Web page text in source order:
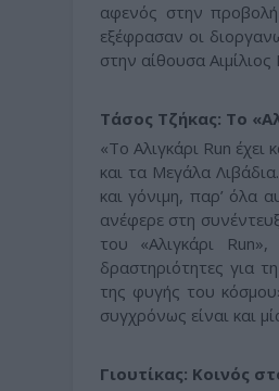
αφενός στην προβολή
εξέφρασαν οι
στην αίθουσα
Τάσος Τζήκας: Το
«Το Αλιγκάρι Run
και τα Μεγάλα
και γόνιμη, παρ’ όλα
ανέφερε στη
του «Αλιγκάρι
δραστηριότητες για
της φυγής του
συγχρόνως είναι και
Γιουτίκας: Κοινός